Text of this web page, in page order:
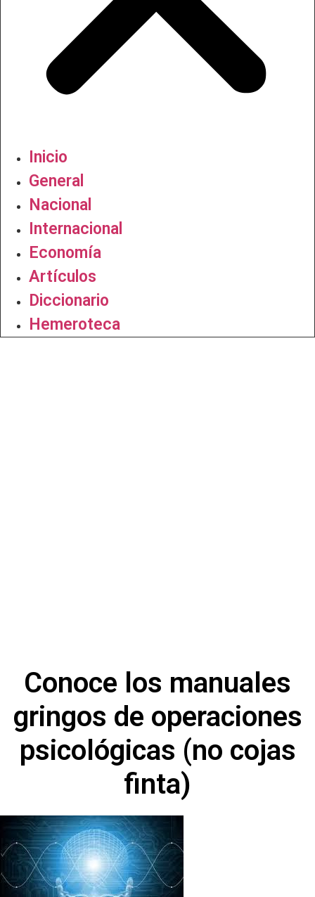
Inicio
General
Nacional
Internacional
Economía
Artículos
Diccionario
Hemeroteca
Conoce los manuales
gringos de operaciones
psicológicas (no cojas
finta)